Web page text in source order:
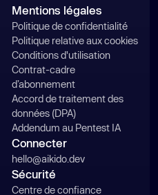
Mentions légales
Politique de confidentialité
Politique relative aux cookies
Conditions d'utilisation
Contrat-cadre
d’abonnement
Accord de traitement des
données (DPA)
Addendum au Pentest IA
Connecter
hello@aikido.dev
Sécurité
Centre de confiance